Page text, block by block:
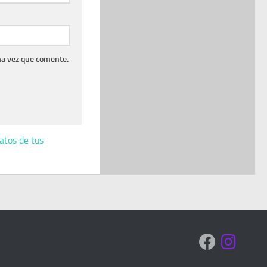
vez que comente.
de tus